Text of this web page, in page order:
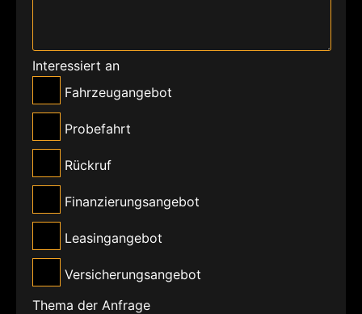
Interessiert an
Fahrzeugangebot
Probefahrt
Rückruf
Finanzierungsangebot
Leasingangebot
Versicherungsangebot
Thema der Anfrage